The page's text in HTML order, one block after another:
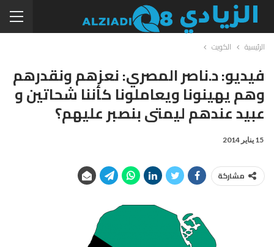
الرئيسية الكويت
فيديو: د.ناصر المصري: نعزهم ونقدرهم
وهم يهينونا ويعاملونا كأننا شحاتين و
عبيد عندهم ليمتى بنصبر عليهم؟
15 يناير 2014
مشاركة